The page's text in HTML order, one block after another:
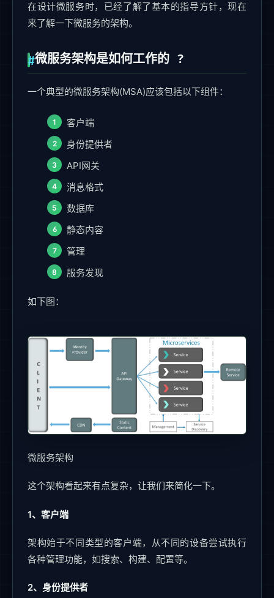
在设计微服务时，已经了解了基本的指导方针，现在
来了解一下微服务的架构。
微服务架构是如何工作的 ?
一个典型的微服务架构(MSA)应该包括以下组件：
客户端
身份提供者
API网关
消息格式
数据库
静态内容
管理
服务发现
如下图：
微服务架构
这个架构看起来有点复杂，让我们来简化一下。
1、客户端
架构始于不同类型的客户端，从不同的设备尝试执行
各种管理功能，如搜索、构建、配置等。
2、身份提供者